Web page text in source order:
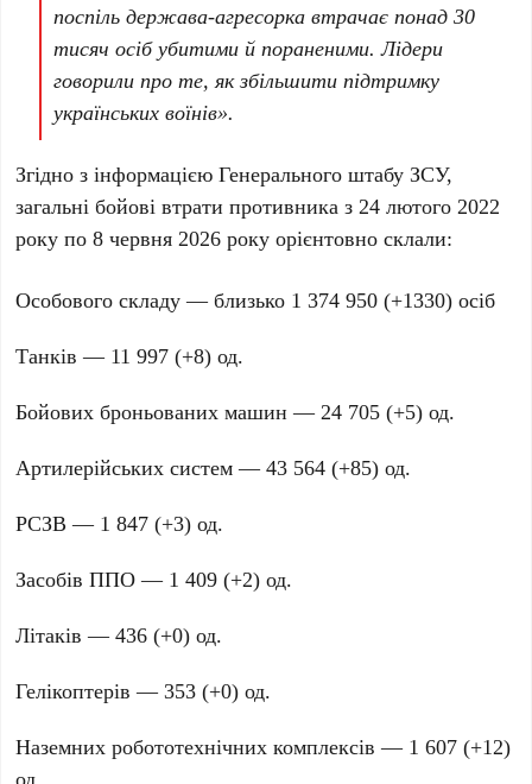
поспіль держава-агресорка втрачає понад 30
тисяч осіб убитими й пораненими. Лідери
говорили про те, як збільшити підтримку
українських воїнів».
Згідно з інформацієюГенерального штабу ЗСУ,
загальні бойові втрати противника з24 лютого 2022
року по8 червня 2026 року орієнтовно склали:
Особового складу — близько 1 374 950 (+1330) осіб
Танків — 11 997 (+8) од.
Бойових броньованих машин —24 705 (+5) од.
Артилерійських систем —43 564 (+85) од.
РСЗВ — 1 847 (+3) од.
Засобів ППО — 1 409 (+2) од.
Літаків —436 (+0) од.
Гелікоптерів —353 (+0) од.
Наземних робототехнічних комплексів — 1 607 (+12)